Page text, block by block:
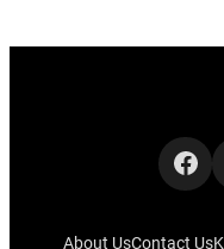
About UsContact Us